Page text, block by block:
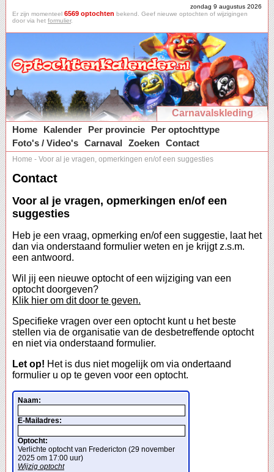
zondag 9 augustus 2026
Er zijn momenteel 6569 optochten bekend. Geef nieuwe optochten of wijzigingen
door via het formulier.
Carnavalskleding
Home
Kalender Per provincie
Per optochttype
Foto's / Video's Carnaval Zoeken Contact
Home - Voor al je vragen, opmerkingen en/of een suggesties
Contact
Voor al je vragen, opmerkingen en/of een
suggesties
Heb je een vraag, opmerking en/of een suggestie, laat het
dan via onderstaand formulier weten en je krijgt z.s.m.
een antwoord.
Wil jij een nieuwe optocht of een wijziging van een
optocht doorgeven?
Klik hier om dit door te geven.
Specifieke vragen over een optocht kunt u het beste
stellen via de organisatie van de desbetreffende optocht
en niet via onderstaand formulier.
Let op! Het is dus niet mogelijk om via ondertaand
formulier u op te geven voor een optocht.
Naam:
E-Mailadres:
Optocht:
Verlichte optocht van Fredericton (29 november
2025 om 17:00 uur)
Wijzig optocht